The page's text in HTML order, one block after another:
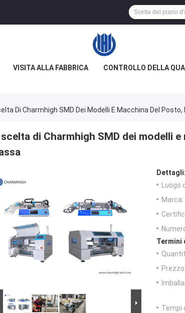
VISITA ALLA FABBRICA CONTROLLO DELLA
Di Charmhigh SMD Dei Modelli E Macchina Del
di Charmhigh SMD dei modelli
Dettagli:
Luogo
Marca:
Termini
Prezzo:
Tempi